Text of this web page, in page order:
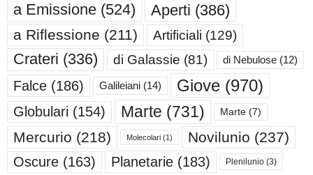
a Emissione (524) Aperti (386)
a Riflessione (211) Artificiali (129)
Crateri (336) di Galassie (81) di Nebulose (12)
Falce (186) Galileiani (14) Giove (970)
Globulari (154) Marte (731) Marte (7)
Mercurio (218) Molecolari (1) Novilunio (237)
Oscure (163) Planetarie (183) Plenilunio (3)